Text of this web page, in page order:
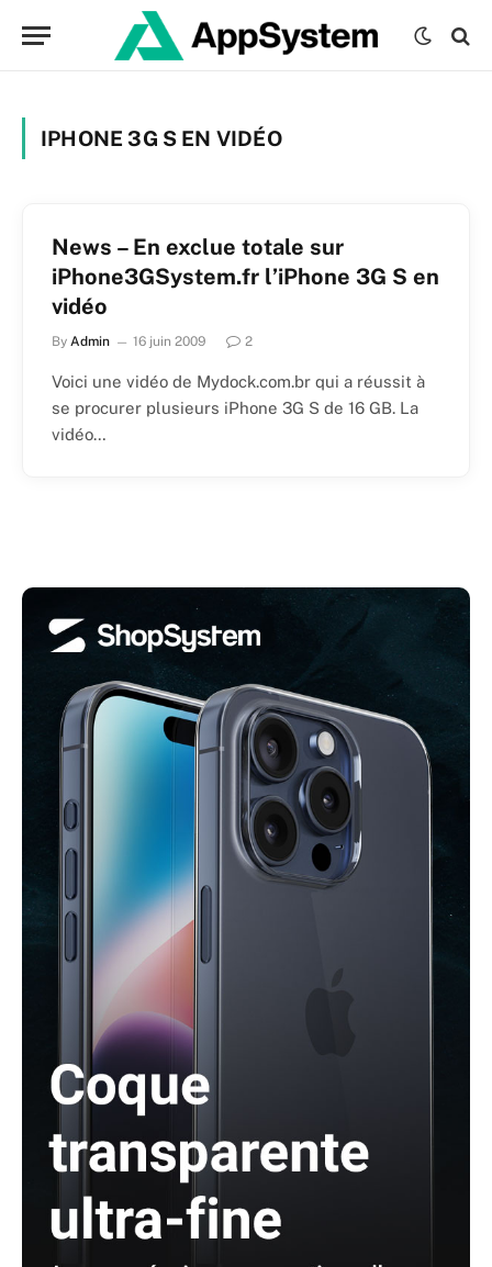
IPHONE 3G S EN VIDÉO
News – En exclue totale sur
iPhone3GSystem.fr l’iPhone 3G S en
vidéo
By Admin 16 juin 2009 2
Voici une vidéo de Mydock.com.br qui a réussit à
se procurer plusieurs iPhone 3G S de 16 GB. La
vidéo…